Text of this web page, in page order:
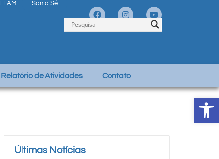
Santa Sé
Relatório de Atividades Contato
Últimas Notícias
Abrir